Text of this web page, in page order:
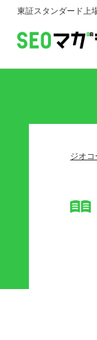
東証スタンダード上
ジオ